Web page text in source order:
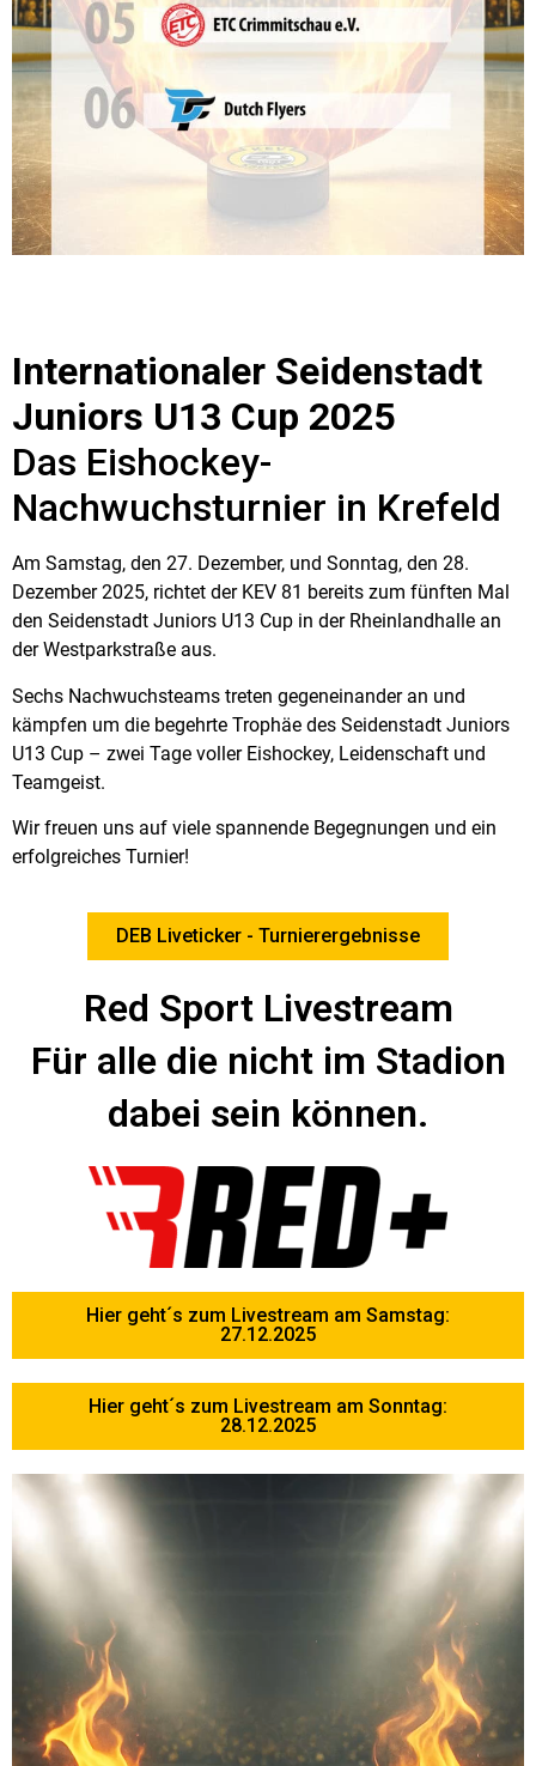
Internationaler Seidenstadt
Juniors U13 Cup 2025
Das Eishockey-
Nachwuchsturnier in Krefeld
Am Samstag, den 27. Dezember, und Sonntag, den 28.
Dezember 2025, richtet der KEV 81 bereits zum fünften Mal
den Seidenstadt Juniors U13 Cup in der Rheinlandhalle an
der Westparkstraße aus.
Sechs Nachwuchsteams treten gegeneinander an und
kämpfen um die begehrte Trophäe des Seidenstadt Juniors
U13 Cup – zwei Tage voller Eishockey, Leidenschaft und
Teamgeist.
Wir freuen uns auf viele spannende Begegnungen und ein
erfolgreiches Turnier!
DEB Liveticker - Turnierergebnisse
Red Sport Livestream
Für alle die nicht im Stadion
dabei sein können.
Hier geht´s zum Livestream am Samstag:
27.12.2025
Hier geht´s zum Livestream am Sonntag:
28.12.2025